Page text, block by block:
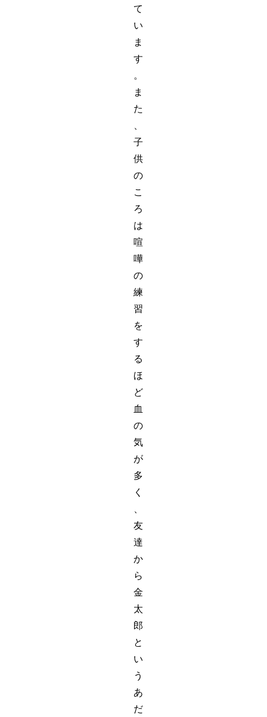
て
い
ま
す
。
ま
た
子
供
の
こ
ろ
は
喧
嘩
の
練
習
を
す
る
ほ
ど
血
の
気
が
多
く
友
達
か
ら
金
太
郎
と
い
う
あ
だ